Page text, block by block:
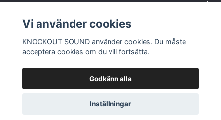
Sociala medier
© 2026 KNOCKOUT SOUND
Vi använder cookies
KNOCKOUT SOUND använder cookies. Du måste
acceptera cookies om du vill fortsätta.
Godkänn alla
Inställningar